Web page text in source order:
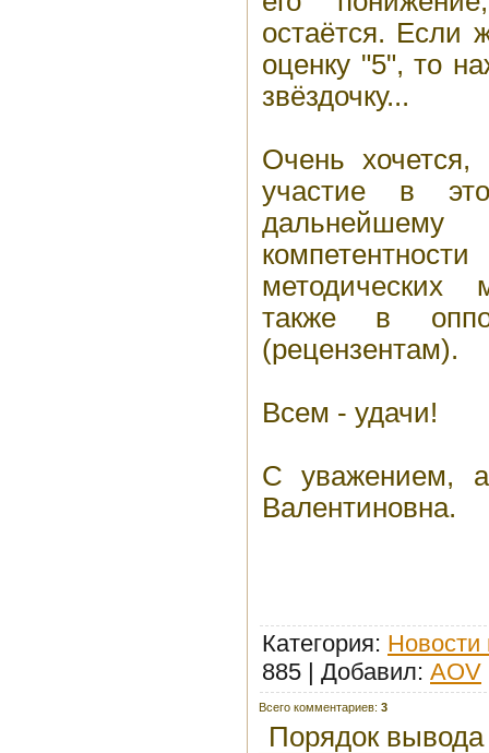
остаётся. Если
оценку "5", то
звёздочку...
Очень
участие в
методических
также в
(рецензентам).
Всем - удачи!
С уважением,
Валентиновна.
Категория: Новости
885 | Добавил: AOV
Всего комментариев: 3
Порядок